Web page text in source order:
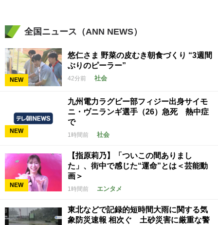
全国ニュース（ANN NEWS）
NEW
悠仁さま 野菜の皮むき朝食づくり “3週間
ぶりのピーラー”
42分前 社会
NEW
九州電力ラグビー部フィジー出身サイモ
ニ・ヴニランギ選手（26）急死 熱中症
で
1時間前 社会
NEW
【指原莉乃】「ついこの間ありまし
た」、街中で感じた“運命”とは＜芸能動
画＞
1時間前 エンタメ
東北などで記録的短時間大雨に関する気
象防災速報 相次ぐ 土砂災害に厳重な警